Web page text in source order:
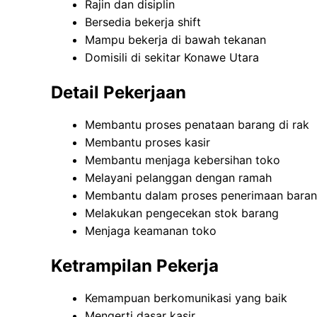
Rajin dan disiplin
Bersedia bekerja shift
Mampu bekerja di bawah tekanan
Domisili di sekitar Konawe Utara
Detail Pekerjaan
Membantu proses penataan barang di rak
Membantu proses kasir
Membantu menjaga kebersihan toko
Melayani pelanggan dengan ramah
Membantu dalam proses penerimaan
Melakukan pengecekan stok barang
Menjaga keamanan toko
Ketrampilan Pekerja
Kemampuan berkomunikasi yang baik